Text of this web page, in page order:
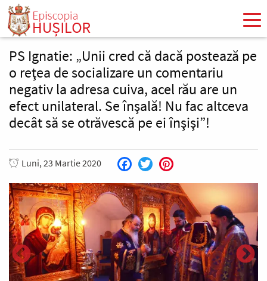
Mergi
conţinutul
principal
PS Ignatie: „Unii cred că dacă postează pe
o reţea de socializare un comentariu
negativ la adresa cuiva, acel rău are un
efect unilateral. Se înşală! Nu fac altceva
decât să se otrăvescă pe ei înşişi”!
Luni, 23 Martie 2020 Facebook
Twitter